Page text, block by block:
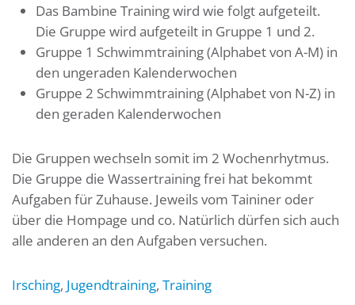
Das Bambine Training wird wie folgt aufgeteilt.
Die Gruppe wird aufgeteilt in Gruppe 1 und 2.
Gruppe 1 Schwimmtraining (Alphabet von A-M) in
den ungeraden Kalenderwochen
Gruppe 2 Schwimmtraining (Alphabet von N-Z) in
den geraden Kalenderwochen
Die Gruppen wechseln somit im 2 Wochenrhytmus.
Die Gruppe die Wassertraining frei hat bekommt
Aufgaben für Zuhause. Jeweils vom Taininer oder
über die Hompage und co. Natürlich dürfen sich auch
alle anderen an den Aufgaben versuchen.
Irsching, Jugendtraining, Training